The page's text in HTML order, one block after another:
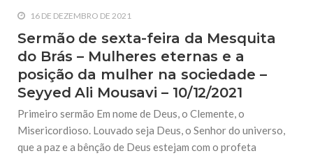
16 DE DEZEMBRO DE 2021
Sermão de sexta-feira da Mesquita
do Brás – Mulheres eternas e a
posição da mulher na sociedade –
Seyyed Ali Mousavi – 10/12/2021
Primeiro sermão Em nome de Deus, o Clemente, o
Misericordioso. Louvado seja Deus, o Senhor do universo,
que a paz e a bênção de Deus estejam com o profeta